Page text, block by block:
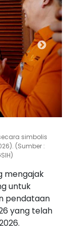
simbolis
(Sumber :
mengajak
untuk
pendataan
yang telah